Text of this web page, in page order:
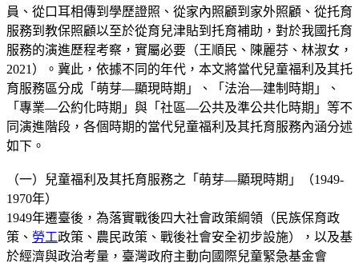
員、從口耳相傳到學歷證照、從家內照顧到家外照顧、從托育
服務到教保照顧以至於從育兒津貼到托育補助，對於我國托育
服務的演進歷程考察，實屬必要（王順民、陳麗芬、林淑女，
2021）。冀此，依據不同的年代，本文將當代兒童福利及其托
育服務區分成「萌芽—顯現時期」、「法治—建制時期」、
「專業—公約化時期」與「社區—公共及準公共化時期」等不
同演進階段，各個時期的當代兒童福利及其托育服務內涵分述
如下。
（一）兒童福利及其托育服務之「萌芽—顯現時期」（1949-
1970年）
1949年遷臺後，為落實戰後四大社會政策綱領（民族保育政
策、 勞工政策、農民政策、戰後社會安全初步設施），以及基
於經濟與政治考量，臺灣政府主動向國際兒童緊急基金會